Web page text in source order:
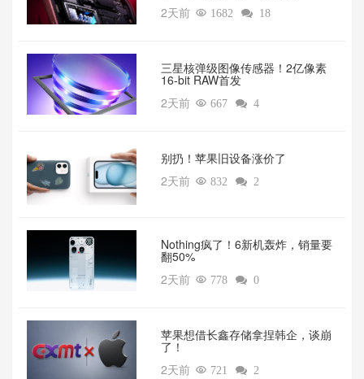
2天前  1682  18
三星核弹级图像传感器！2亿像素
16-bit RAW首发
2天前  667  4
别扔！苹果旧设备涨价了‌
2天前  832  2
‌Nothing疯了！6新机轰炸，销量要
翻50%‌
2天前  778  0
苹果想借长鑫存储拿捏韩企，谈崩
了！
2天前  721  2